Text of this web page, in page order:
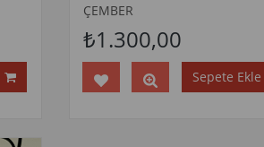
ÇEMBER
₺1.300,00
Sepete Ekle